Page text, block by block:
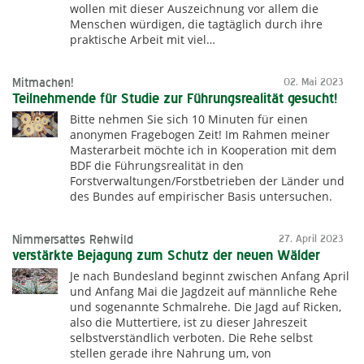
wollen mit dieser Auszeichnung vor allem die
Menschen würdigen, die tagtäglich durch ihre
praktische Arbeit mit viel…
02. Mai 2023
Mitmachen!
Teilnehmende für Studie zur Führungsrealität gesucht!
Bitte nehmen Sie sich 10 Minuten für einen
anonymen Fragebogen Zeit! Im Rahmen meiner
Masterarbeit möchte ich in Kooperation mit dem
BDF die Führungsrealität in den
Forstverwaltungen/Forstbetrieben der Länder und
des Bundes auf empirischer Basis untersuchen.
27. April 2023
Nimmersattes Rehwild
verstärkte Bejagung zum Schutz der neuen Wälder
Je nach Bundesland beginnt zwischen Anfang April
und Anfang Mai die Jagdzeit auf männliche Rehe
und sogenannte Schmalrehe. Die Jagd auf Ricken,
also die Muttertiere, ist zu dieser Jahreszeit
selbstverständlich verboten. Die Rehe selbst
stellen gerade ihre Nahrung um, von